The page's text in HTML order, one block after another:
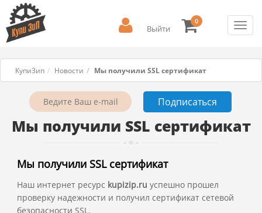
Выйти
0
КупиЗип Новости Мы получили SSL сертификат
Мы получили SSL сертификат
Мы получили SSL сертификат
Наш интернет ресурс kupizip.ru успешно прошел
проверку надежности и получил сертификат сетевой
безопасности SSL.